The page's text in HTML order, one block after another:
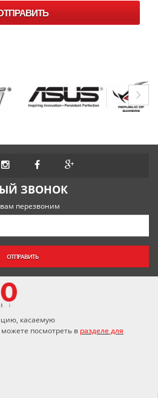
ЗВОНОК
перезвоним
ОТПРАВИТЬ
касаемую
посмотреть в разделе для